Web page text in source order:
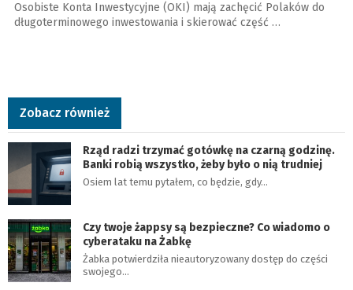
Osobiste Konta Inwestycyjne (OKI) mają zachęcić Polaków do
długoterminowego inwestowania i skierować część …
Zobacz również
Rząd radzi trzymać gotówkę na czarną godzinę.
Banki robią wszystko, żeby było o nią trudniej
Osiem lat temu pytałem, co będzie, gdy…
Czy twoje żappsy są bezpieczne? Co wiadomo o
cyberataku na Żabkę
Żabka potwierdziła nieautoryzowany dostęp do części
swojego…